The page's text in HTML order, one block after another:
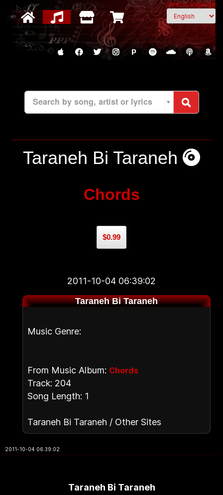
Select Language
P
Search by song, artist or lyrics
Taraneh Bi Taraneh
Chords
$0.99
2011-10-04 06:39:02
Taraneh Bi Taraneh
Music Genre:
From Music Album: Chords
Track: 204
Song Length: 1
Taraneh Bi Taraneh / Other Sites
2011-10-04 06:39:02
Taraneh Bi Taraneh